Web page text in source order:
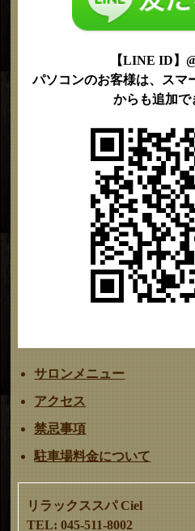
【LINE ID】
パソコンのお客様は、スマ
からも追加で
サロンメニュー
アクセス
禁忌事項
駐車場料金について
リラックススパ Ciel
TEL: 045-511-8002